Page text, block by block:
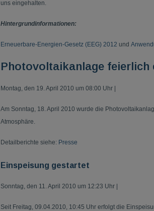
uns eingehalten.
Hintergrundinformationen:
Erneuerbare-Energien-Gesetz (EEG) 2012 und
Photovoltaikanlage feierlich
Montag, den 19. April 2010 um 08:00 Uhr |
Am Sonntag, 18. April 2010 wurde die
Atmosphäre.
Detailberichte siehe: Presse
Einspeisung gestartet
Sonntag, den 11. April 2010 um 12:23 Uhr |
Seit Freitag, 09.04.2010, 10:45 Uhr erfolgt die